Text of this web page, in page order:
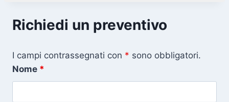
Richiedi un preventivo
I campi contrassegnati con * sono obbligatori.
Nome *